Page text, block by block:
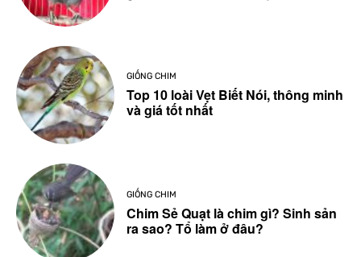
GIỐNG CHIM
Top 10 loài Vẹt Biết Nói, thông minh
và giá tốt nhất
GIỐNG CHIM
Chim Sẻ Quạt là chim gì? Sinh sản
ra sao? Tổ làm ở đâu?